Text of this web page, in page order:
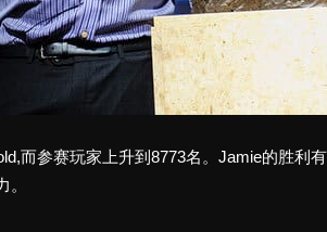
而参赛玩家上升到8773名。Jamie的胜利